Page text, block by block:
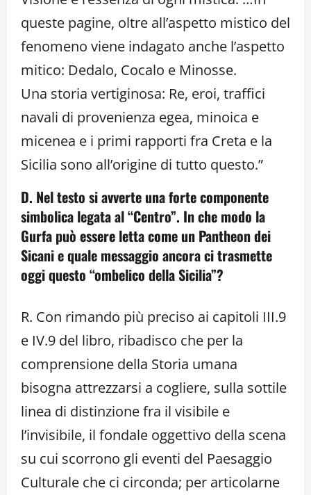
queste pagine, oltre all’aspetto mistico del
fenomeno viene indagato anche l’aspetto
mitico: Dedalo, Cocalo e Minosse.
Una storia vertiginosa: Re, eroi, traffici
navali di provenienza egea, minoica e
micenea e i primi rapporti fra Creta e la
Sicilia sono all’origine di tutto questo.”
D. Nel testo si avverte una forte componente
simbolica legata al “Centro”. In che modo la
Gurfa può essere letta come un Pantheon dei
Sicani e quale messaggio ancora ci trasmette
oggi questo “ombelico della Sicilia”?
R. Con rimando più preciso ai capitoli III.9
e IV.9 del libro, ribadisco che per la
comprensione della Storia umana
bisogna attrezzarsi a cogliere, sulla sottile
linea di distinzione fra il visibile e
l’invisibile, il fondale oggettivo della scena
su cui scorrono gli eventi del Paesaggio
Culturale che ci circonda; per articolarne